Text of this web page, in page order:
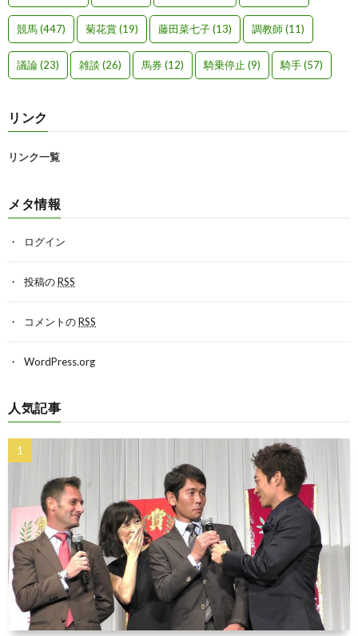
競馬(447) 菊花賞(19) 藤田菜七子(13) 調教師(11)
議論(23) 雑談 (26) 馬券(12) 騎乗停止 (9) 騎手(57)
リンク
リンク一覧
メタ情報
ログイン
投稿のRSS
コメントのRSS
WordPress.org
人気記事